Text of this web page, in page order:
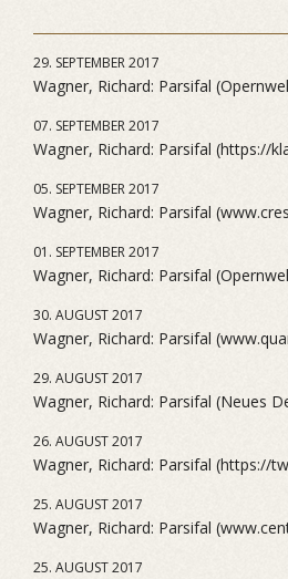
29. SEPTEMBER 2017
Wagner, Richard: Parsifal
07. SEPTEMBER 2017
Wagner, Richard: Parsifal (https://
05. SEPTEMBER 2017
Wagner, Richard: Parsifal
01. SEPTEMBER 2017
Wagner, Richard: Parsifal
30. AUGUST 2017
Wagner, Richard: Parsifal
29. AUGUST 2017
Wagner, Richard: Parsifal (Neues
26. AUGUST 2017
Wagner, Richard: Parsifal (https://
25. AUGUST 2017
Wagner, Richard: Parsifal
25. AUGUST 2017